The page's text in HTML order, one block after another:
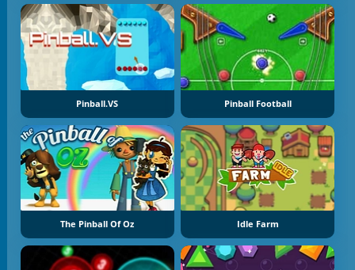
Pinball.VS Pinball Football
The Pinball Of Oz Idle Farm